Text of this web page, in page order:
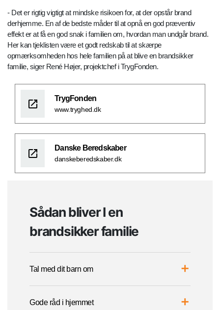
- Det er rigtig vigtigt at mindske risikoen for, at der opstår brand
derhjemme. En af de bedste måder til at opnå en god præventiv
effekt er at få en god snak i familien om, hvordan man undgår brand.
Her kan tjeklisten være et godt redskab til at skærpe
opmærksomheden hos hele familien på at blive en brandsikker
familie, siger René Højer, projektchef i TrygFonden.
TrygFonden
www.tryghed.dk
Danske Beredskaber
danskeberedskaber.dk
Sådan bliver I en
brandsikker familie
Tal med dit barn om
Gode råd i hjemmet